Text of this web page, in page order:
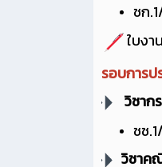
ชก
ใบงา
รอบการ
วิชาก
ชช
วิชาค